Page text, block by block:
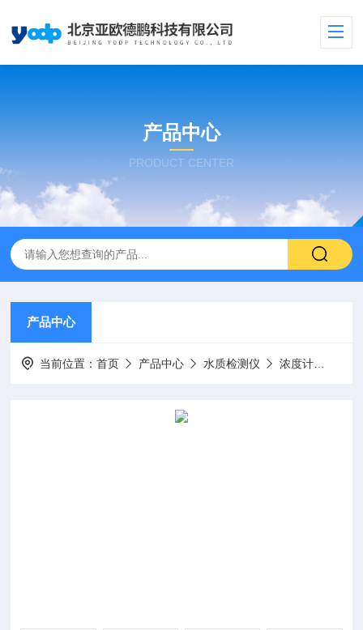
产品中心
PRODUCT CENTER
产品中心
当前位置：首页 产品中心 水质检测仪 浓度计